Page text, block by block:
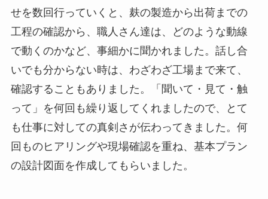
せを数回行っていくと、麸の製造から出荷までの
工程の確認から、職人さん達は、どのような動線
で動くのかなど、事細かに聞かれました。話し合
いでも分からない時は、わざわざ工場まで来て、
確認することもありました。「聞いて・見て・触
って」を何回も繰り返してくれましたので、とて
も仕事に対しての真剣さが伝わってきました。何
回ものヒアリングや現場確認を重ね、基本プラン
の設計図面を作成してもらいました。